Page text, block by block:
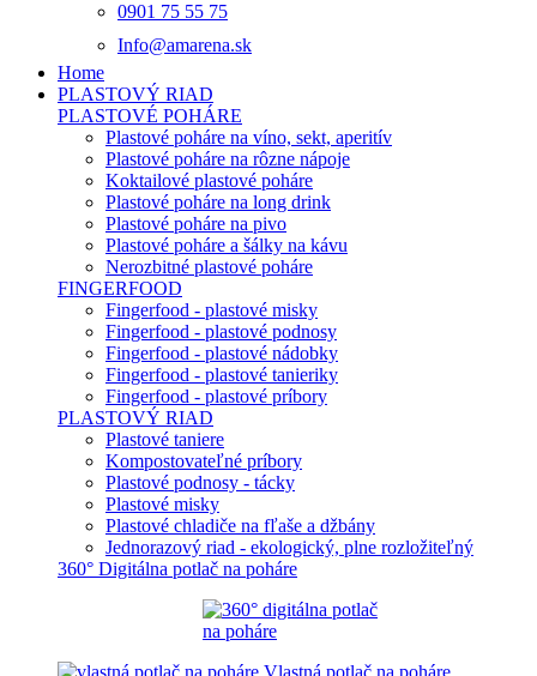
0901 75 55 75
Info@amarena.sk
Home
PLASTOVÝ RIAD
PLASTOVÉ POHÁRE
Plastové poháre na víno, sekt, aperitív
Plastové poháre na rôzne nápoje
Koktailové plastové poháre
Plastové poháre na long drink
Plastové poháre na pivo
Plastové poháre a šálky na kávu
Nerozbitné plastové poháre
FINGERFOOD
Fingerfood - plastové misky
Fingerfood - plastové podnosy
Fingerfood - plastové nádobky
Fingerfood - plastové tanieriky
Fingerfood - plastové príbory
PLASTOVÝ RIAD
Plastové taniere
Kompostovateľné príbory
Plastové podnosy - tácky
Plastové misky
Plastové chladiče na fľaše a džbány
Jednorazový riad - ekologický, plne rozložiteľný
360° Digitálna potlač na poháre
Vlastná potlač na poháre